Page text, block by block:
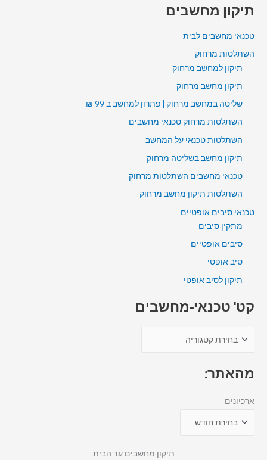
תיקון מחשבים
טכנאי מחשבים לבית
השתלטות מרחוק
תיקון למחשב מרחוק
תיקון מחשב מרחוק
שליטה במחשב מרחוק | פתרון למחשב ב 99 ₪
השתלטות מרחוק טכנאי מחשבים
השתלטות טכנאי על המחשב
תיקון מחשב בשליטה מרחוק
טכנאי מחשבים השתלטות מרחוק
השתלטות תיקון מחשב מרחוק
טכנאי סיבים אופטיים
מתקין סיבים
סיבים אופטיים
סיב אופטי
תיקון לסיב אופטי
קט' טכנאי-מחשבים
מהאתר:
ארכיונים
תיקון מחשבים עד הבית